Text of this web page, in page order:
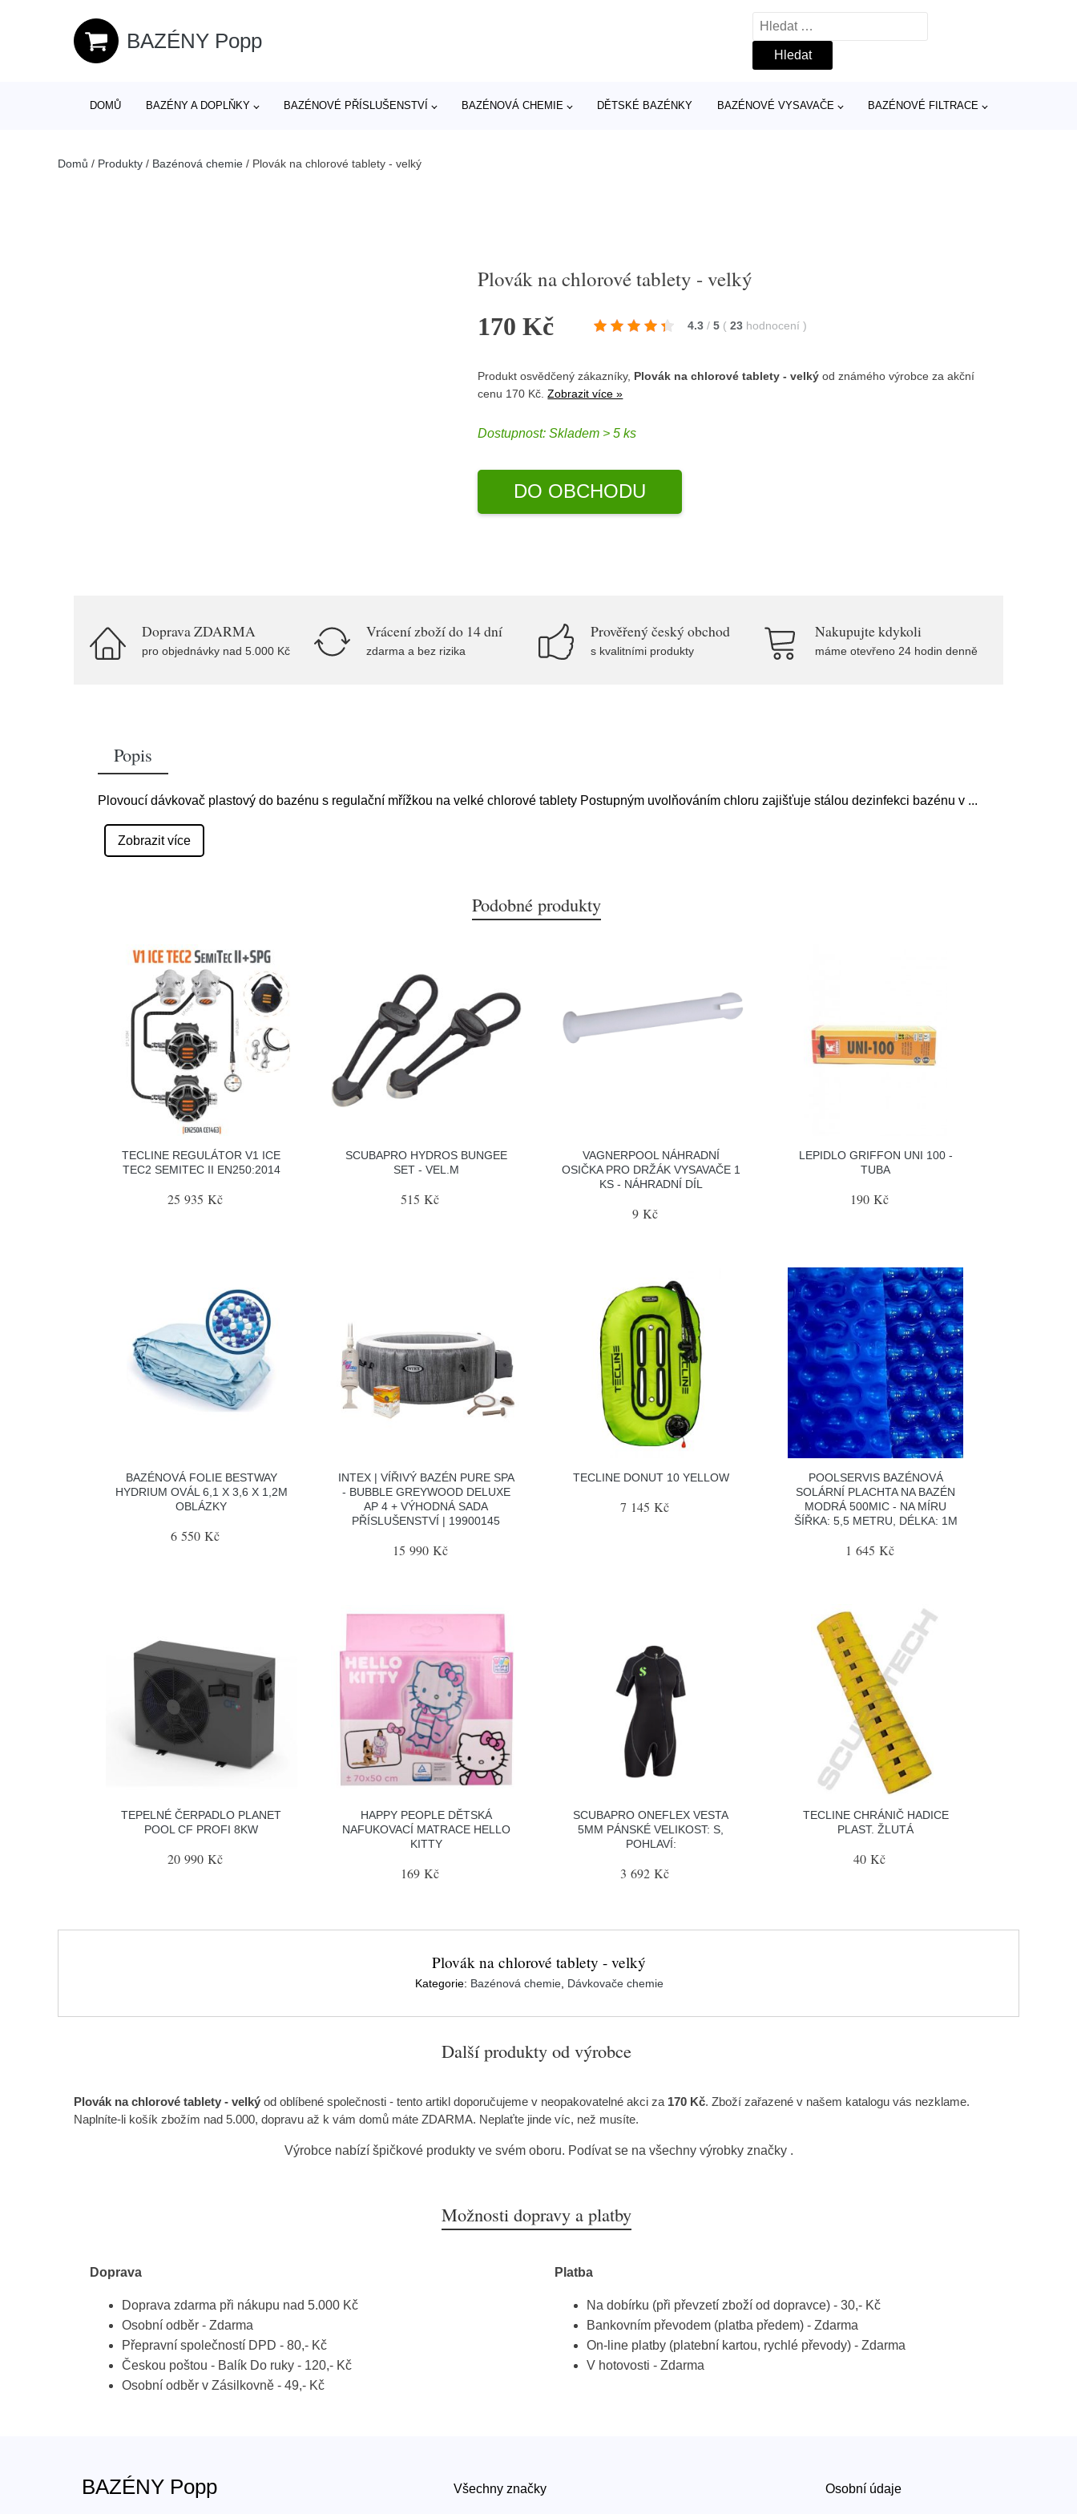
BAZÉNY Popp
Vyhledávání
DOMŮ BAZÉNY A DOPLŇKY BAZÉNOVÉ PŘÍSLUŠENSTVÍ BAZÉNOVÁ CHEMIE DĚTSKÉ BAZÉNKY BAZÉNOVÉ VYSAVAČE BAZÉNOVÉ FILTRACE
Domů / Produkty / Bazénová chemie / Plovák na chlorové tablety - velký
Plovák na chlorové tablety - velký
170 Kč 4.3 / 5 ( 23 hodnocení)
Produkt osvědčený zákazníky, Plovák na chlorové tablety - velký od známého výrobceza akční
cenu 170 Kč.Zobrazit více »
Dostupnost:Skladem > 5 ks
DO OBCHODU
Doprava ZDARMA
pro objednávky nad 5.000 Kč
Vrácení zboží do 14 dní
zdarma a bez rizika
Prověřený český obchod
s kvalitními produkty
Nakupujte kdykoli
máme otevřeno 24 hodin denně
Popis
Plovoucí dávkovač plastový do bazénu s regulační mřížkou na velké chlorové tablety Postupným uvolňováním chloru zajišťuje stálou dezinfekci bazénu v ...
Zobrazit více
Podobné produkty
TECLINE REGULÁTOR V1 ICE
TEC2 SEMITEC II EN250:2014
25 935 Kč
SCUBAPRO HYDROS BUNGEE
SET - VEL.M
515 Kč
VAGNERPOOL NÁHRADNÍ
OSIČKA PRO DRŽÁK VYSAVAČE 1
KS - NÁHRADNÍ DÍL
9 Kč
LEPIDLO GRIFFON UNI 100 -
TUBA
190 Kč
BAZÉNOVÁ FOLIE BESTWAY
HYDRIUM OVÁL 6,1 X 3,6 X 1,2M
OBLÁZKY
6 550 Kč
INTEX | VÍŘIVÝ BAZÉN PURE SPA
- BUBBLE GREYWOOD DELUXE
AP 4 + VÝHODNÁ SADA
PŘÍSLUŠENSTVÍ | 19900145
15 990 Kč
TECLINE DONUT 10 YELLOW
7 145 Kč
POOLSERVIS BAZÉNOVÁ
SOLÁRNÍ PLACHTA NA BAZÉN
MODRÁ 500MIC - NA MÍRU
ŠÍŘKA: 5,5 METRU, DÉLKA: 1M
1 645 Kč
TEPELNÉ ČERPADLO PLANET
POOL CF PROFI 8KW
20 990 Kč
HAPPY PEOPLE DĚTSKÁ
NAFUKOVACÍ MATRACE HELLO
KITTY
169 Kč
SCUBAPRO ONEFLEX VESTA
5MM PÁNSKÉ VELIKOST: S,
POHLAVÍ:
3 692 Kč
TECLINE CHRÁNIČ HADICE
PLAST. ŽLUTÁ
40 Kč
Plovák na chlorové tablety - velký
Kategorie: Bazénová chemie Dávkovače chemie
Další produkty od výrobce
Plovák na chlorové tablety - velký od oblíbené společnosti - tento artikl doporučujeme v neopakovatelné akci za 170 Kč. Zboží zařazené v našem katalogu vás nezklame.
Naplníte-li košík zbožím nad 5.000, dopravu až k vám domů máte ZDARMA. Neplaťte jinde víc, než musíte.
Výrobce nabízí špičkové produkty ve svém oboru. Podívat se na všechny výrobky značky .
Možnosti dopravy a platby
Doprava
Doprava zdarma při nákupu nad 5.000 Kč
Osobní odběr - Zdarma
Přepravní společností DPD - 80,- Kč
Českou poštou - Balík Do ruky - 120,- Kč
Osobní odběr v Zásilkovně - 49,- Kč
Platba
Na dobírku (při převzetí zboží od dopravce) - 30,- Kč
Bankovním převodem (platba předem) - Zdarma
On-line platby (platební kartou, rychlé převody) - Zdarma
V hotovosti - Zdarma
BAZÉNY Popp Všechny značky Osobní údaje